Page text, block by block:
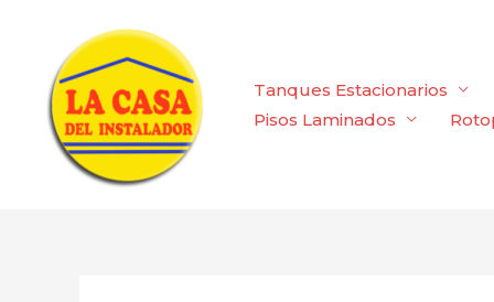
contenido
Tanques Estacionarios
Pisos Laminados